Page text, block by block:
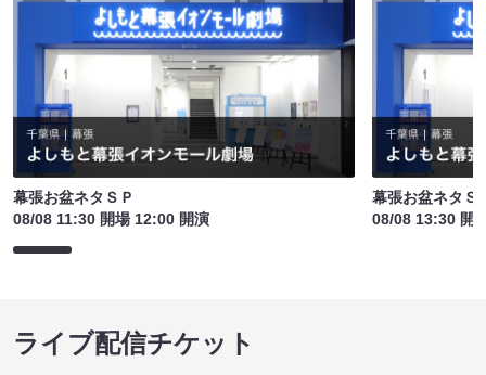
幕張お盆ネタＳＰ
08/08 11:30 開場 12:00 開演
幕張お盆ネタＳ
08/08 13:30 開
ライブ配信チケット